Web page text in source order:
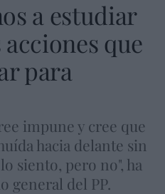
a estudiar
que
para
impune y cree que
hacia delante sin
siento, pero no", ha
general del PP.